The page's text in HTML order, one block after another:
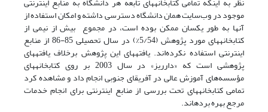
موجود در وب‌سایت همان دانشگاه دسترسی داشته و امکان استفاده از
آنها به طور یکسان ممکن بوده است، در مجموع بیش از نیمی از
کتابخانه­های مورد پژوهش (5/54%) در سال تحصیلی 85-86 از منابع
اینترنتی استفاده نکرده‌اند. یافته­های این پژوهش برخلاف یافته­های
پژوهشی است که «دارریز» در سال 2003 بر روی کتابخانه­های
مؤسسه‌های آموزش عالی در آفریقای جنوبی انجام داد و مشاهده کرد
تمامی کتابخانه­های تحت بررسی از منابع اینترنتی برای انجام خدمات
مرجع بهره برده­اند.